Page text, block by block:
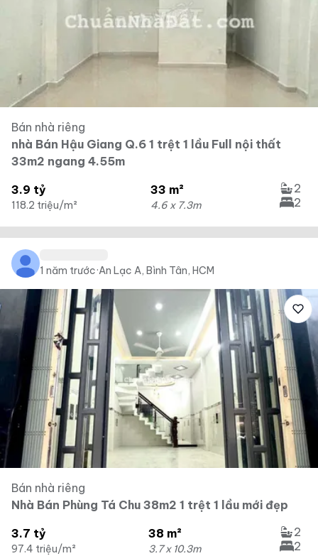
Bán nhà riêng
nhà Bán Hậu Giang Q.6 1 trệt 1 lầu Full nội thất
33m2 ngang 4.55m
3.9 tỷ
118.2 triệu/m²
33 m²
4.6 x 7.3m
2
2
1 năm trước·An Lạc A, Bình Tân, HCM
Bán nhà riêng
Nhà Bán Phùng Tá Chu 38m2 1 trệt 1 lầu mới đẹp
3.7 tỷ
97.4 triệu/m²
38 m²
3.7 x 10.3m
2
2